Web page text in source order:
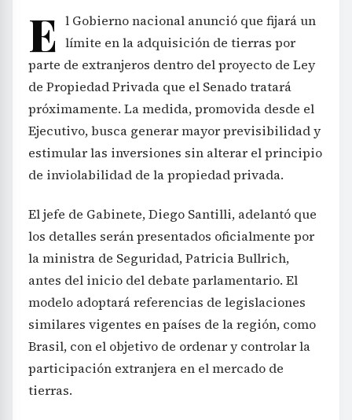
E l Gobierno nacional anunció que fijará un
límite en la adquisición de tierras por
parte de extranjeros dentro del proyecto de Ley
de Propiedad Privada que el Senado tratará
próximamente. La medida, promovida desde el
Ejecutivo, busca generar mayor previsibilidad y
estimular las inversiones sin alterar el principio
de inviolabilidad de la propiedad privada.
El jefe de Gabinete, Diego Santilli, adelantó que
los detalles serán presentados oficialmente por
la ministra de Seguridad, Patricia Bullrich,
antes del inicio del debate parlamentario. El
modelo adoptará referencias de legislaciones
similares vigentes en países de la región, como
Brasil, con el objetivo de ordenar y controlar la
participación extranjera en el mercado de
tierras.